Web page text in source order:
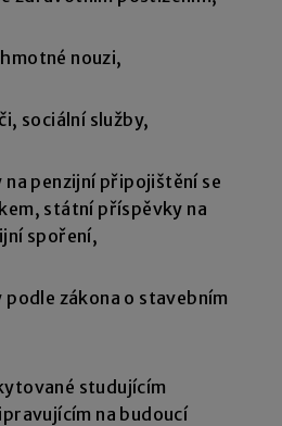
nouzi,
sociální služby,
penzijní připojištění se
státní příspěvky na
spoření,
zákona o stavebním
studujícím
na budoucí